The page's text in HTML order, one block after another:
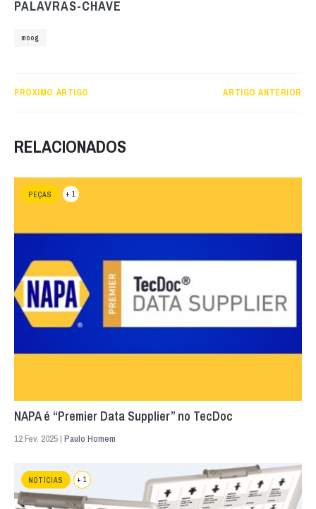
PALAVRAS-CHAVE
moog
PRÓXIMO ARTIGO ARTIGO ANTERIOR
RELACIONADOS
PEÇAS + 1
NAPA é “Premier Data Supplier” no TecDoc
12 Fev. 2025 | Paulo Homem
NOTÍCIAS + 1